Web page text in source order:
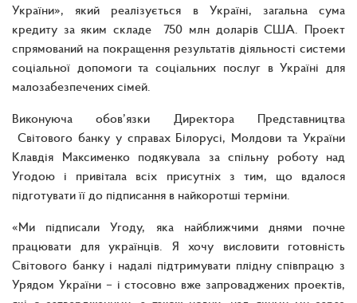
України», який реалізується в Україні, загальна сума
кредиту за яким складе 750 млн доларів США. Проект
спрямований на покращення результатів діяльності системи
соціальної допомоги та соціальних послуг в Україні для
малозабезпечених сімей.
Виконуюча обов’язки Директора Представництва
Світового банку у справах Білорусі, Молдови та України
Клавдія Максименко подякувала за спільну роботу над
Угодою і привітала всіх присутніх з тим, що вдалося
підготувати її до підписання в найкоротші терміни.
«Ми підписали Угоду, яка найближчими днями почне
працювати для українців. Я хочу висловити готовність
Світового банку і надалі підтримувати плідну співпрацю з
Урядом України – і стосовно вже запроваджених проектів,